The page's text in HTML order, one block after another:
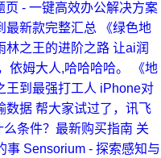
页 - 一键高效办公解决方案
最新款完整汇总
《绿色地
林之王的进阶之路 让ai润
依姆大人,哈哈哈哈。
《地
王到最强打工人 iPhone对
数据 帮大家试过了，讯飞
条件？最新购买指南 关
事 Sensorium - 探索感知与